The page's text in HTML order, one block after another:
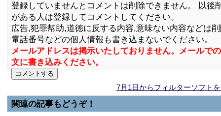
登録していませんとコメントは削除できません。 以後
がある人は登録してコメントしてください。
広告,犯罪幇助,道徳に反する内容,意味ない内容などは
電話番号などの個人情報も書き込まないでください。
メールアドレスは掲示いたしておりません。メールで
文に書き込みください。
7月1日からフィルターソフト
関連の記事もどうぞ！